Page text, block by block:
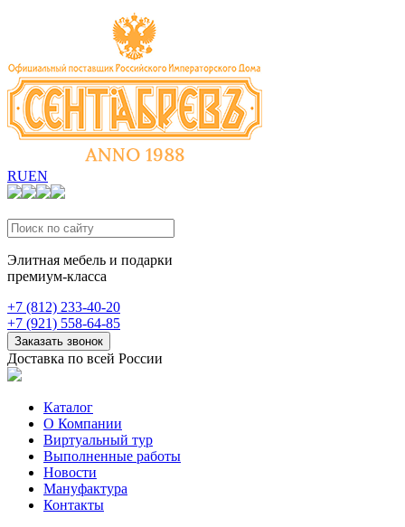
RUEN
Элитная мебель и подарки
премиум-класса
+7 (812) 233-40-20
+7 (921) 558-64-85
Заказать звонок
Доставка по всей России
Каталог
О Компании
Виртуальный тур
Выполненные работы
Новости
Мануфактура
Контакты